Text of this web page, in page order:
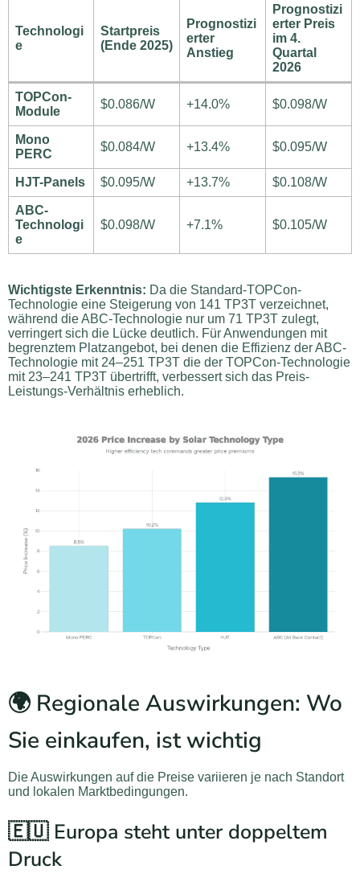
Technologi
e
Startpreis
(Ende 2025)
Prognostizi
erter
Anstieg
Prognostizi
erter Preis
im 4.
Quartal
2026
TOPCon-
Module
$0.086/W +14.0% $0.098/W
Mono
PERC
$0.084/W +13.4% $0.095/W
HJT-Panels $0.095/W +13.7% $0.108/W
ABC-
Technologi
e
$0.098/W +7.1% $0.105/W
Wichtigste Erkenntnis: Da die Standard-TOPCon-
Technologie eine Steigerung von 141 TP3T verzeichnet,
während die ABC-Technologie nur um 71 TP3T zulegt,
verringert sich die Lücke deutlich. Für Anwendungen mit
begrenztem Platzangebot, bei denen die Effizienz der ABC-
Technologie mit 24–251 TP3T die der TOPCon-Technologie
mit 23–241 TP3T übertrifft, verbessert sich das Preis-
Leistungs-Verhältnis erheblich.
🌍 Regionale Auswirkungen: Wo
Sie einkaufen, ist wichtig
Die Auswirkungen auf die Preise variieren je nach Standort
und lokalen Marktbedingungen.
🇪🇺 Europa steht unter doppeltem
Druck